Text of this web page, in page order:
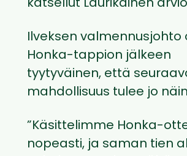
katsellut Laurikainen
Ilveksen valmennusjohto
Honka-tappion jälkeen
tyytyväinen, että
mahdollisuus tulee jo
”Käsittelimme Honka-
nopeasti, ja saman tien